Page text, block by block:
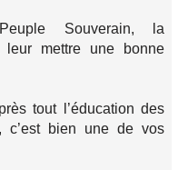
Souverain, la
leur mettre une bonne
tout l’éducation des
c’est bien une de vos